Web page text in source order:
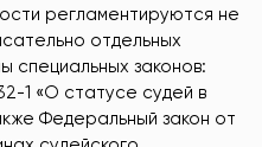
регламентируются не
отдельных
специальных законов:
1 «О статусе судей в
Федеральный закон от